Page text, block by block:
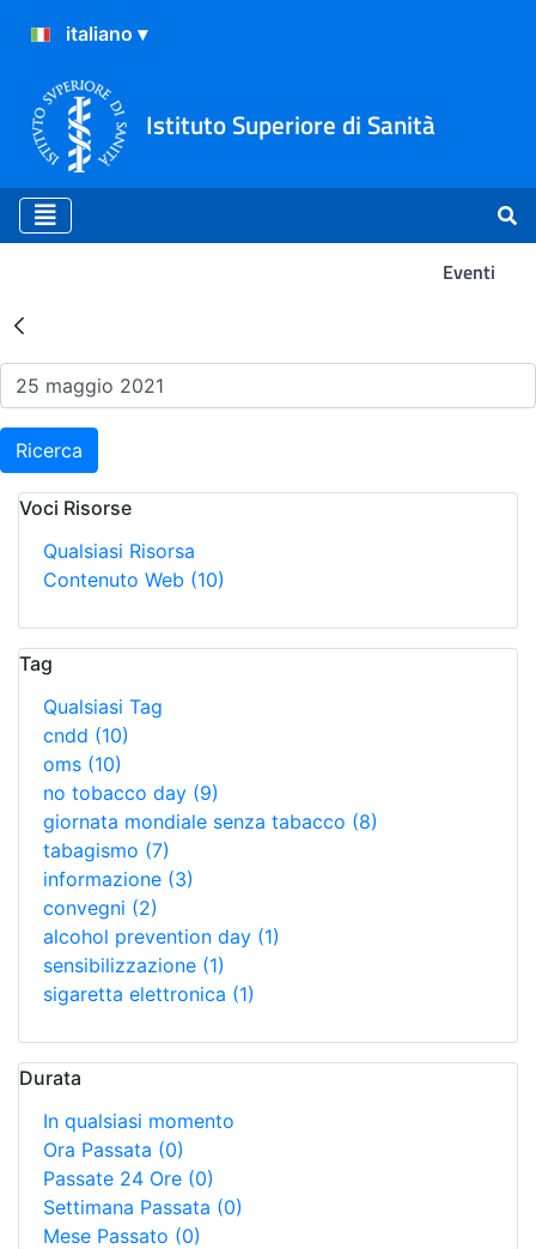
Istituto Superiore di Sanità
Eventi
Risultati della Ricerca -
Ricerca
Voci Risorse
Qualsiasi Risorsa
Contenuto Web (10)
Tag
Qualsiasi Tag
cndd (10)
oms (10)
no tobacco day (9)
giornata mondiale senza tabacco (8)
tabagismo (7)
informazione (3)
convegni (2)
alcohol prevention day (1)
sensibilizzazione (1)
sigaretta elettronica (1)
Durata
In qualsiasi momento
Ora Passata (0)
Passate 24 Ore (0)
Settimana Passata (0)
Mese Passato (0)